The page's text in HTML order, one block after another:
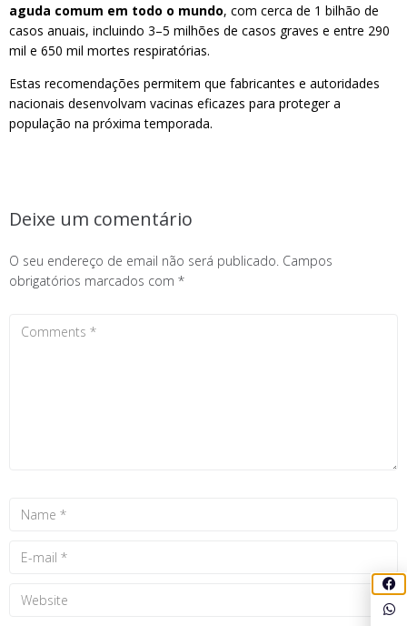
aguda comum em todo o mundo, com cerca de 1 bilhão de
casos anuais, incluindo 3–5 milhões de casos graves e entre 290
mil e 650 mil mortes respiratórias.
Estas recomendações permitem que fabricantes e autoridades
nacionais desenvolvam vacinas eficazes para proteger a
população na próxima temporada.
Deixe um comentário
O seu endereço de email não será publicado. Campos
obrigatórios marcados com *